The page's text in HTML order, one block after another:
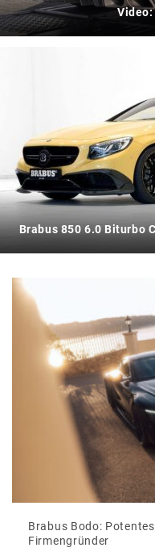
Video:
Brabus 850 6.0 Biturbo
Brabus Bodo:
Firmengründer